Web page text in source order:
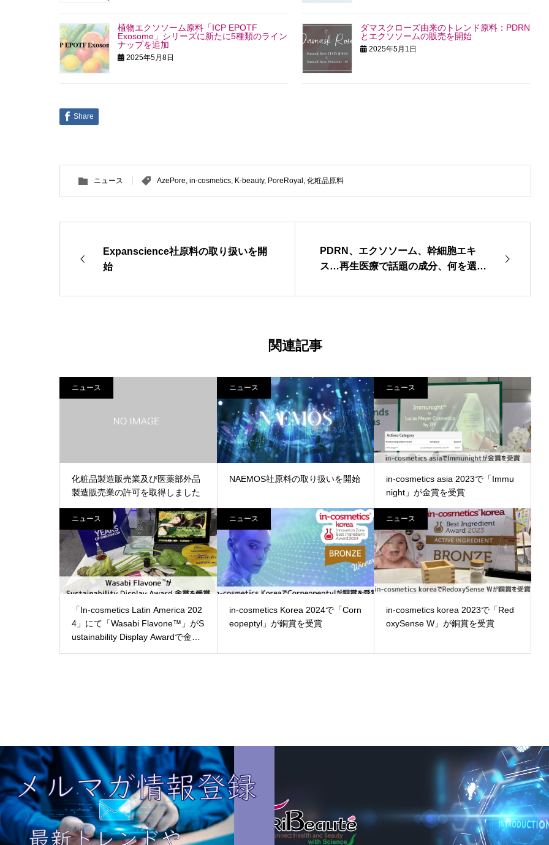
植物エクソソーム原料「ICP EPOTF
Exosome」シリーズに新たに5種類のライン
ナップを追加
2025年5月8日
ダマスクローズ由来のトレンド原料：PDRN
とエクソソームの販売を開始
2025年5月1日
Share
ニュース AzePore, in-cosmetics, K-beauty, PoreRoyal , 化粧品原料
Expanscience社原料の取り扱いを開
始
PDRN、エクソソーム、幹細胞エキ
ス…再生医療で話題の成分、何を選べ
関連記事
ニュース
化粧品製造販売業及び医薬部外品
製造販売業の許可を取得しました
ニュース
NAEMOS社原料の取り扱いを開始
ニュース
in-cosmetics asia 2023で「Immu
night」が金賞を受賞
ニュース
「In-cosmetics Latin America 202
4」にて「Wasabi Flavone™」がS
ustainability Display Awardで金賞
ニュース
in-cosmetics Korea 2024で「Corn
eopeptyl」が銅賞を受賞
ニュース
in-cosmetics korea 2023で「Red
oxySense W」が銅賞を受賞